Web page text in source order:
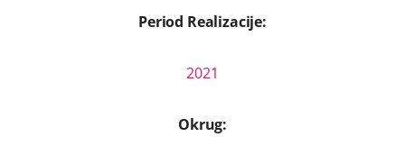
Period Realizacije:
2021
Okrug: